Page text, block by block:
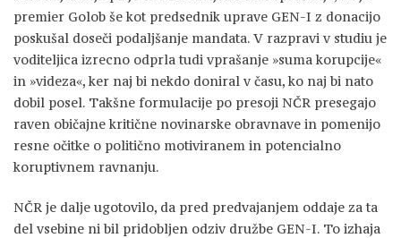
premier Golob še kot predsednik uprave GEN-I z donacijo
poskušal doseči podaljšanje mandata. V razpravi v studiu je
voditeljica izrecno odprla tudi vprašanje »suma korupcije«
in »videza«, ker naj bi nekdo doniral v času, ko naj bi nato
dobil posel. Takšne formulacije po presoji NČR presegajo
raven običajne kritične novinarske obravnave in pomenijo
resne očitke o politično motiviranem in potencialno
koruptivnem ravnanju.
NČR je dalje ugotovilo, da pred predvajanjem oddaje za ta
del vsebine ni bil pridobljen odziv družbe GEN-I. To izhaja